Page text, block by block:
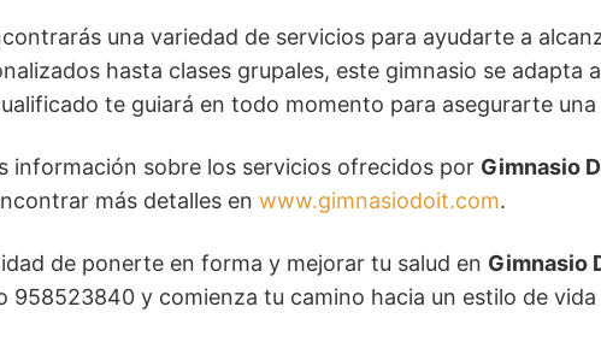
una variedad de servicios para ayudarte a
hasta clases grupales, este gimnasio se adapta
te guiará en todo momento para asegurarte
información sobre los servicios ofrecidos por Gimnasio
más detalles en www.gimnasiodoit.com.
de ponerte en forma y mejorar tu salud en Gimnasio
958523840 y comienza tu camino hacia un estilo de vida